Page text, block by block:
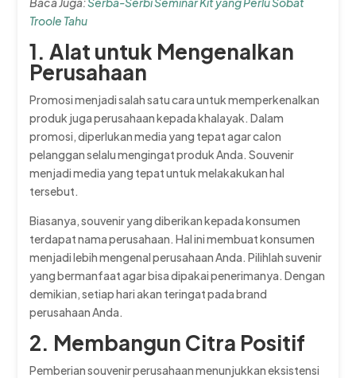
Troole Tahu
1. Alat untuk Mengenalkan
Perusahaan
Promosi menjadi salah satu cara untuk memperkenalkan
produk juga perusahaan kepada khalayak. Dalam
promosi, diperlukan media yang tepat agar calon
pelanggan selalu mengingat produk Anda. Souvenir
menjadi media yang tepat untuk melakakukan hal
tersebut.
Biasanya, souvenir yang diberikan kepada konsumen
terdapat nama perusahaan. Hal ini membuat konsumen
menjadi lebih mengenal perusahaan Anda. Pilihlah suvenir
yang bermanfaat agar bisa dipakai penerimanya. Dengan
demikian, setiap hari akan teringat pada brand
perusahaan Anda.
2. Membangun Citra Positif
Pemberian souvenir perusahaan menunjukkan eksistensi